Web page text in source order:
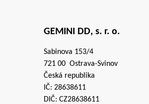
GEMINI DD, s. r. o.
Sabinova 153/4
721 00 Ostrava-Svinov
Česká republika
IČ: 28638611
DIČ: CZ28638611